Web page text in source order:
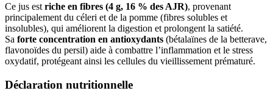
Ce jus est riche en fibres (4 g, 16 % des AJR), provenant
principalement du céleri et de la pomme (fibres solubles et
insolubles), qui améliorent la digestion et prolongent la satiété.
Sa forte concentration en antioxydants (bétalaïnes de la betterave,
flavonoïdes du persil) aide à combattre l’inflammation et le stress
oxydatif, protégeant ainsi les cellules du vieillissement prématuré.
Déclaration nutritionnelle